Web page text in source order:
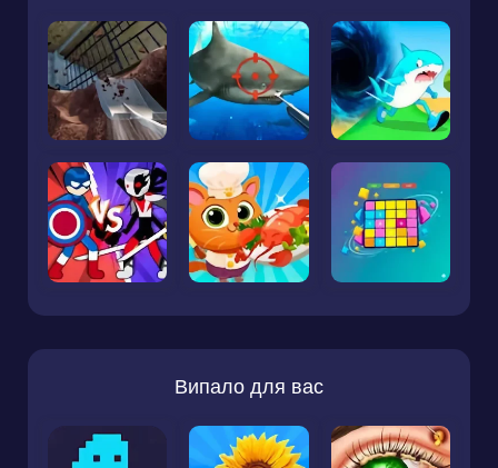
Випало для вас